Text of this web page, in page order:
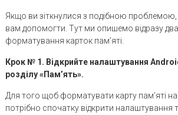
Якщо ви зіткнулися з подібною
вам допомогти. Тут ми опишемо відразу
форматування карток пам’яті.
Крок № 1. Відкрийте налаштування
розділу «Пам’ять».
Для того щоб форматувати карту пам’яті
потрібно спочатку відкрити налаштування